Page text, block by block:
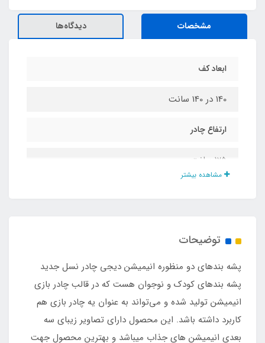
مشخصات دیدگاه‌ها
ابعاد کف
140 در 140 سانت
ارتفاع چادر
125 سانت
نوع زیپ
شماره 5
اقلام همراه
مشاهده بیشتر
توضیحات
پشه‌ بندهای دو منظوره انیمیشن دیجی چادر نسل جدید
پشه‌ بندهای کودک و نوجوان هست که در قالب چادر بازی
انیمیشن تولید شده و می‌تواند به عنوان یه چادر بازی هم
کاربرد داشته باشد. این محصول دارای تصاویر زیبای سه
بعدی انیمیشن های جذاب میباشد و بهترین محصول جهت